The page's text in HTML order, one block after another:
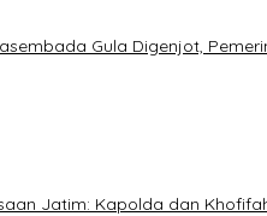
Gula Digenjot,
Jatim: Kapolda dan